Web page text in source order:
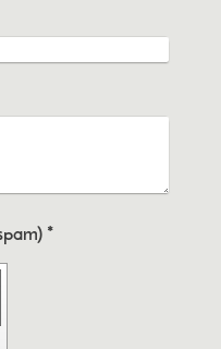
Captcha (codice protezione spam) *